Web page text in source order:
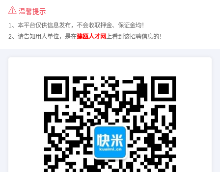
温馨提示
1、本平台仅供信息发布，不会收取押金、保证金均！
2、请告知用人单位，是在建瓯人才网上看到该招聘信息的！